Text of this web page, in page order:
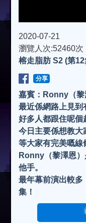
2020-07-21
瀏覽人次:52460次
榕走脂肪 S2 (第
分享
嘉賓：Ronny（黎
最近係網路上見到
好多人都跟住呢個
今日主要係想教大
等大家有完美嘅線
Ronny（黎澤恩
他手。
最年幕前演出較多
集！